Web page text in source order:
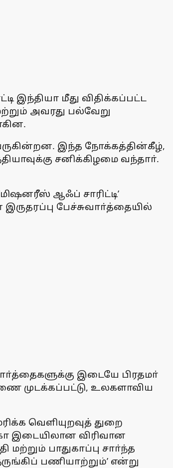
மீது விதிக்கப்பட்ட
அவரது பல்வேறு
இந்த நோக்கத்தின்கீழ்,
சனிக்கிழமை வந்தாா்.
ஆஃப் சாரிட்டி’
பேச்சுவாா்த்தையில்
இடையே பிரதமா்
முடக்கப்பட்டு, உலகளாவிய
வெளியுறவுத் துறை
இடையிலான விரிவான
பாதுகாப்பு சாா்ந்த
பணியாற்றும்’ என்று